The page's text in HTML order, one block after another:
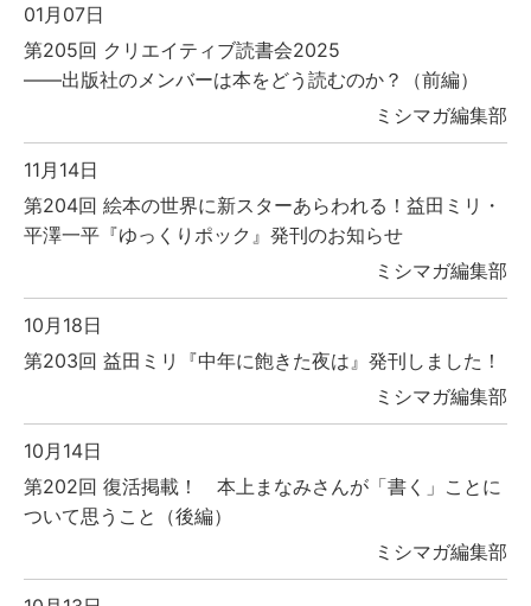
01月07日
第205回 クリエイティブ読書会2025
――出版社のメンバーは本をどう読むのか？（前編）
ミシマガ編集部
11月14日
第204回 絵本の世界に新スターあらわれる！益田ミリ・
平澤一平『ゆっくりポック』発刊のお知らせ
ミシマガ編集部
10月18日
第203回 益田ミリ『中年に飽きた夜は』発刊しました！
ミシマガ編集部
10月14日
第202回 復活掲載！ 本上まなみさんが「書く」ことに
ついて思うこと（後編）
ミシマガ編集部